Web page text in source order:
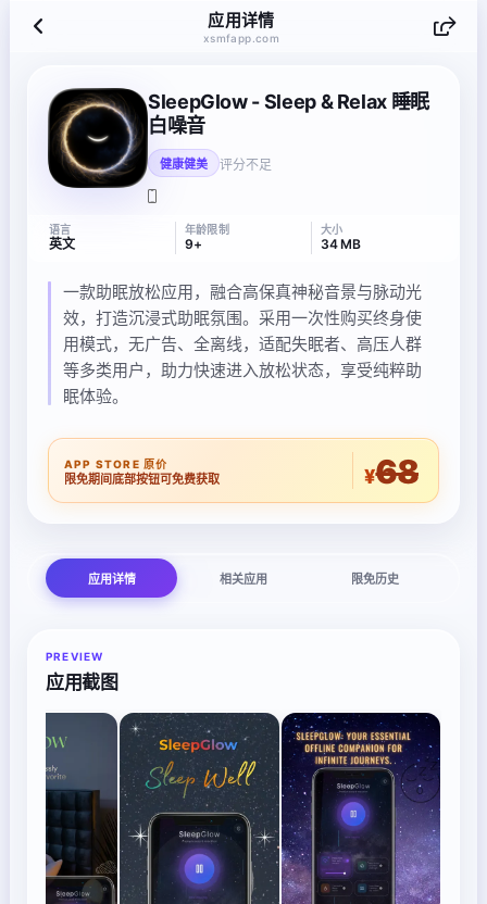
应用详情
xsmfapp.com
SleepGlow - Sleep & Relax 睡眠
白噪音
健康健美 评分不足
语言
英文
年龄限制
9+
大小
34 MB
一款助眠放松应用，融合高保真神秘音景与脉动光
效，打造沉浸式助眠氛围。采用一次性购买终身使
用模式，无广告、全离线，适配失眠者、高压人群
等多类用户，助力快速进入放松状态，享受纯粹助
眠体验。
APP STORE 原价
限免期间底部按钮可免费获取 ¥68
应用详情 相关应用 限免历史
PREVIEW
应用截图